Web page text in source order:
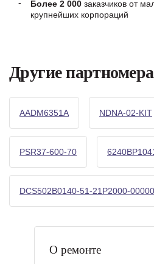
Более 2 000 заказчиков от
крупнейших корпораций
Другие
AADM6351A NDNA-02-KIT
PSR37-600-70
DCS502B0140-51-21P2000-
О ремонте